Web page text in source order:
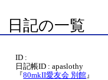
日記の一覧
ID :
日記帳ID : apaslothy
『80mkII愛友会 別館 』